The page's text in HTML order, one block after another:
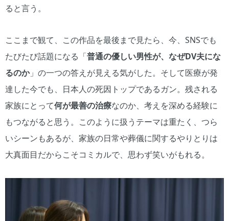
ると言う。
ここまで観て、この作品を最後まで見たら、今、SNSでも
たびたび話題になる「普通の優しい男性が、なぜDV夫にな
るのか」の一つの答えが見える気がした。そして医療が発
達した今でも、日本人の死因トップであるガン。残される
家族にとって何が最善の治療なのか、考えを深める経験に
もつながると思う。このように扱うテーマは重たく、つら
いシーンもあるが、家族の日常や葬儀に関するやりとりは
大真面目だからこそコミカルで、思わず笑いがもれる。